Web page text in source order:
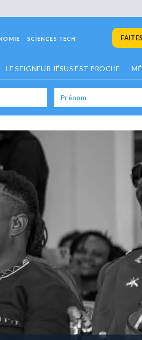
SCIENCES TECH
LE SEIGNEUR JÉSUS EST PROCHE